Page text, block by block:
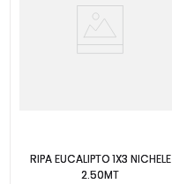
RIPA EUCALIPTO 1X3 NICHELE
2.50MT